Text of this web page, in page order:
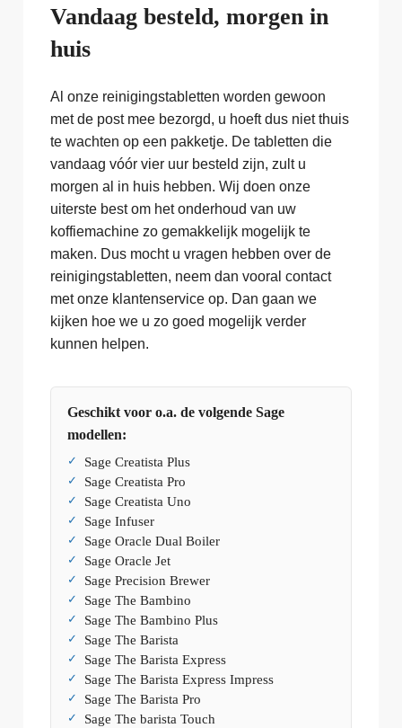
Vandaag besteld, morgen in
huis
Al onze reinigingstabletten worden gewoon
met de post mee bezorgd, u hoeft dus niet thuis
te wachten op een pakketje. De tabletten die
vandaag vóór vier uur besteld zijn, zult u
morgen al in huis hebben. Wij doen onze
uiterste best om het onderhoud van uw
koffiemachine zo gemakkelijk mogelijk te
maken. Dus mocht u vragen hebben over de
reinigingstabletten, neem dan vooral contact
met onze klantenservice op. Dan gaan we
kijken hoe we u zo goed mogelijk verder
kunnen helpen.
Geschikt voor o.a. de volgende Sage
modellen:
Sage Creatista Plus
Sage Creatista Pro
Sage Creatista Uno
Sage Infuser
Sage Oracle Dual Boiler
Sage Oracle Jet
Sage Precision Brewer
Sage The Bambino
Sage The Bambino Plus
Sage The Barista
Sage The Barista Express
Sage The Barista Express Impress
Sage The Barista Pro
Sage The barista Touch